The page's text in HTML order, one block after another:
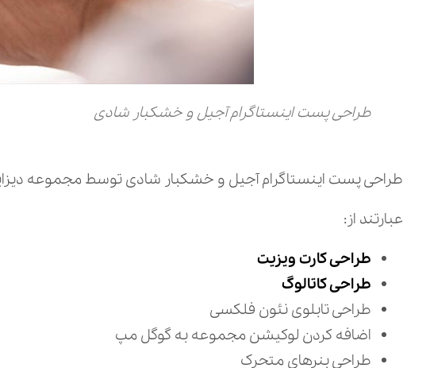
طراحی پست اینستاگرام آجیل و خشکبار شادی
طراحی پست اینستاگرام آجیل و خشکبار شادی توسط مجموعه
عبارتند از:
طراحی کارت ویزیت
طراحی کاتالوگ
طراحی تابلوی نئون فلکسی
اضافه کردن لوکیشن مجموعه به گوگل مپ
طراحی بنرهای متحرک